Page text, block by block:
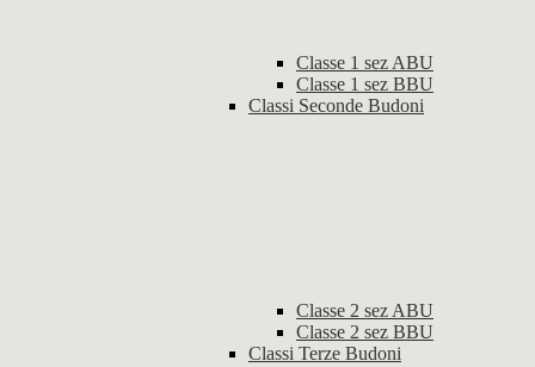
Classe 1 sez ABU
Classe 1 sez BBU
Classi Seconde Budoni
Classe 2 sez ABU
Classe 2 sez BBU
Classi Terze Budoni